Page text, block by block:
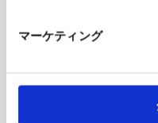
マーケティング